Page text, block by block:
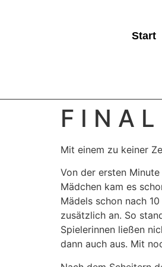
Start
F I N A L
Mit einem zu keiner
Von der ersten
Mädchen kam es
Mädels schon nach
zusätzlich an. So
Spielerinnen ließen
dann auch aus. Mit